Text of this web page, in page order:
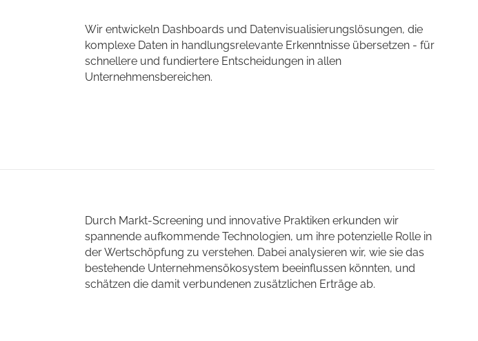
Wir entwickeln Dashboards und Datenvisualisierungslösungen, die
komplexe Daten in handlungsrelevante Erkenntnisse übersetzen - für
schnellere und fundiertere Entscheidungen in allen
Unternehmensbereichen.
Durch Markt-Screening und innovative Praktiken erkunden wir
spannende aufkommende Technologien, um ihre potenzielle Rolle in
der Wertschöpfung zu verstehen. Dabei analysieren wir, wie sie das
bestehende Unternehmensökosystem beeinflussen könnten, und
schätzen die damit verbundenen zusätzlichen Erträge ab.